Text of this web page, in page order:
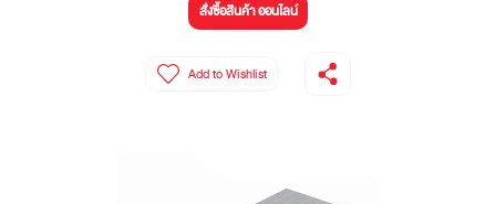
สั่งซื้อสินค้า ออนไลน์
Add to Wishlist